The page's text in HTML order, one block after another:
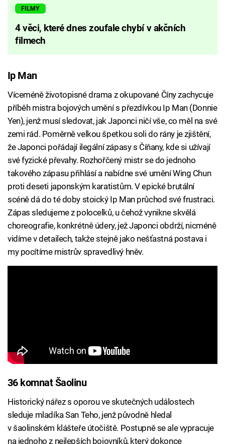
FILMY
4 věci, které dnes zoufale chybí v akčních
filmech
Ip Man
Víceméně životopisné drama z okupované Číny zachycuje
příběh mistra bojových umění s přezdívkou Ip Man (Donnie
Yen), jenž musí sledovat, jak Japonci ničí vše, co měl na své
zemi rád. Poměrně velkou špetkou soli do rány je zjištění,
že Japonci pořádají ilegální zápasy s Číňany, kde si užívají
své fyzické převahy. Rozhořčený mistr se do jednoho
takového zápasu přihlásí a nabídne své umění Wing Chun
proti deseti japonským karatistům. V epické brutální
scéně dá do té doby stoický Ip Man průchod své frustraci.
Zápas sledujeme z polocelků, u čehož vynikne skvělá
choreografie, konkrétně údery, jež Japonci obdrží, nicméně
vidíme v detailech, takže stejně jako nešťastná postava i
my pocítíme mistrův spravedlivý hněv.
36 komnat Šaolinu
Historický nářez s oporou ve skutečných událostech
sleduje mladíka San Teho, jenž původně hledal
v šaolinském klášteře útočiště. Postupně se ale vypracuje
na jednoho z nejlepších bojovníků, který dokonce